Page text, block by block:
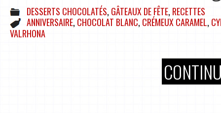
DESSERTS CHOCOLATÉS, GÂTEAUX DE FÊTE, RECETTES
ANNIVERSAIRE, CHOCOLAT BLANC, CRÉMEUX CARAMEL,
VALRHONA